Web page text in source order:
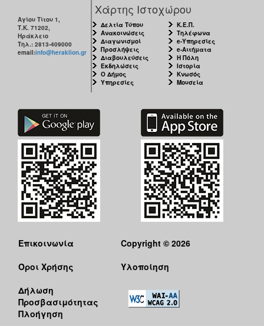
Αγίου Τίτου 1,
Τ.Κ. 71202,
Ηράκλειο
Τηλ.: 2813-409000
email:info@heraklion.gr
Χάρτης Ιστοχώρου
Δελτία Τύπου
Ανακοινώσεις
Διαγωνισμοί
Προσλήψεις
Διαβουλεύσεις
Εκδηλώσεις
Ο Δήμος
Υπηρεσίες
Κ.Ε.Π.
Τηλέφωνα
e-Υπηρεσίες
e-Αιτήματα
Η Πόλη
Ιστορία
Κνωσός
Μουσεία
Επικοινωνία
Όροι Χρήσης
Δήλωση
Προσβασιμότητας
Πλοήγηση
Copyright © 2026
Υλοποίηση